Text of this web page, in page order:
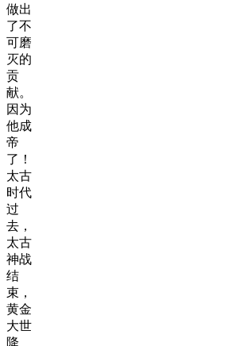
做出
了不
可磨
灭的
贡
献。
因为
他成
帝
了！
太古
时代
过
去，
太古
神战
结
束，
黄金
大世
降